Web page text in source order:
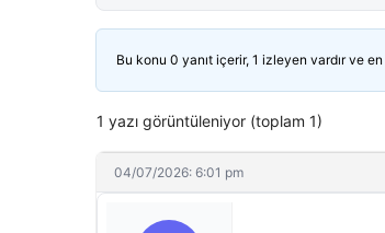
Bu konu 0 yanıt içerir, 1 izleyen vardır ve en
1 yazı görüntüleniyor (toplam 1)
04/07/2026: 6:01 pm